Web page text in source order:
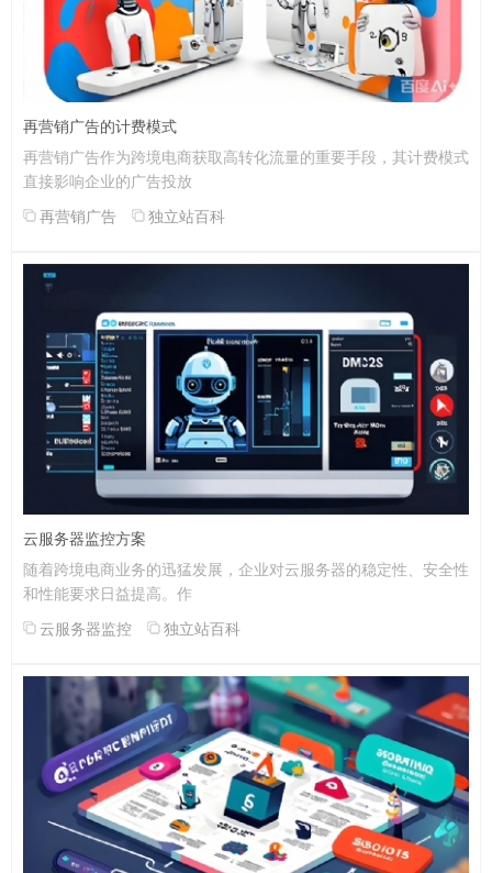
再营销广告的计费模式
再营销广告作为跨境电商获取高转化流量的重要手段，其计费模式
直接影响企业的广告投放
再营销广告
独立站百科
云服务器监控方案
随着跨境电商业务的迅猛发展，企业对云服务器的稳定性、安全性
和性能要求日益提高。作
云服务器监控
独立站百科